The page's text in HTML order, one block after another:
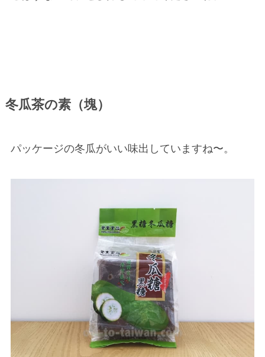
冬瓜茶の素（塊）
パッケージの冬瓜がいい味出していますね〜。